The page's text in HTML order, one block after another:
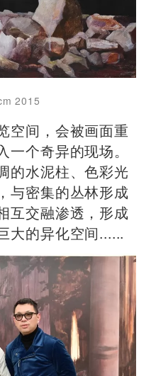
2015
间，会被画面重
个奇异的现场。
的水泥柱、色彩光
与密集的丛林形成
互交融渗透，形成
大的异化空间......